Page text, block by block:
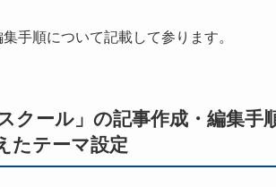
手順について記載して参ります。
クール」の記事作成・編集
たテーマ設定